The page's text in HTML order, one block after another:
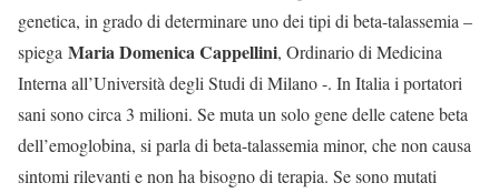
genetica, in grado di determinare uno dei tipi di beta-talassemia –
spiega Maria Domenica Cappellini, Ordinario di Medicina
Interna all’Università degli Studi di Milano -. In Italia i portatori
sani sono circa 3 milioni. Se muta un solo gene delle catene beta
dell’emoglobina, si parla di beta-talassemia minor, che non causa
sintomi rilevanti e non ha bisogno di terapia. Se sono mutati